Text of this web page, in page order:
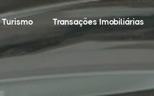
Transações Imobiliárias